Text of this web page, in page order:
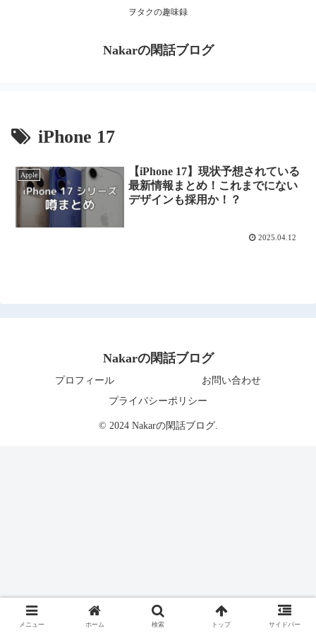
ヲタクの趣味録
Nakarの閑話ブログ
iPhone 17
Apple
【iPhone 17】現状予想されている
最新情報まとめ！これまでにない
デザインも採用か！？
2025.04.12
Nakarの閑話ブログ
プロフィール
お問い合わせ
プライバシーポリシー
© 2024 Nakarの閑話ブログ.
メニュー ホーム 検索 トップ サイドバー